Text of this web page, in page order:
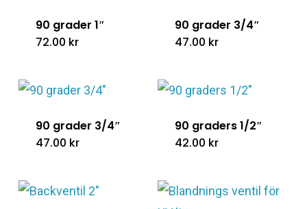
90 grader 1″
72.00 kr
90 grader 3/4″
47.00 kr
90 grader 3/4″
47.00 kr
90 graders 1/2″
42.00 kr